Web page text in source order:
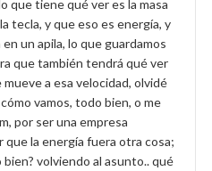
que tiene qué ver es la masa
tecla, y que eso es energía, y
un apila, lo que guardamos
que también tendrá qué ver
a esa velocidad, olvidé
cómo vamos, todo bien, o me
por ser una empresa
la energía fuera otra cosa;
volviendo al asunto.. qué